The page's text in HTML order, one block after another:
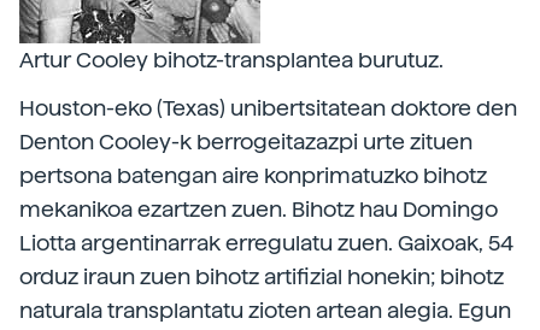
Artur Cooley bihotz-transplantea burutuz.
Houston-eko (Texas) unibertsitatean doktore den
Denton Cooley-k berrogeitazazpi urte zituen
pertsona batengan aire konprimatuzko bihotz
mekanikoa ezartzen zuen. Bihotz hau Domingo
Liotta argentinarrak erregulatu zuen. Gaixoak, 54
orduz iraun zuen bihotz artifizial honekin; bihotz
naturala transplantatu zioten artean alegia. Egun